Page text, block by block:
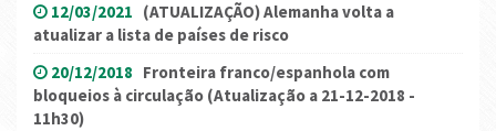
12/03/2021 (ATUALIZAÇÃO) Alemanha volta a
atualizar a lista de países de risco
20/12/2018 Fronteira franco/espanhola com
bloqueios à circulação (Atualização a 21-12-2018 -
11h30)